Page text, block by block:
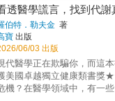
協會理事長）
透醫學謊言，找到代
伯特．勒夫金 著
寶 出版
06/03 出版
代醫學正在欺騙你，而這
美國卓越獨立健康類書獎
機？在醫學領域中，有一